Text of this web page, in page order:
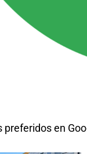
preferidos en